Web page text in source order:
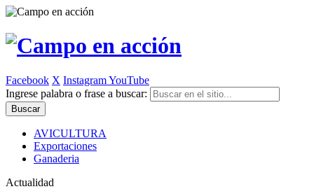
Facebook X InstagramYouTube
Ingrese palabra o frase a buscar:
AVICULTURA
Exportaciones
Ganaderia
Actualidad